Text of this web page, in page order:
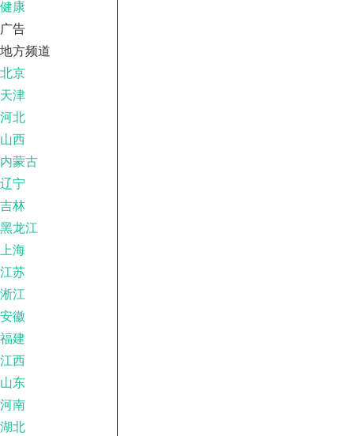
健康
广告
地方频道
北京
天津
河北
山西
内蒙古
辽宁
吉林
黑龙江
上海
江苏
淅江
安徽
福建
江西
山东
河南
湖北